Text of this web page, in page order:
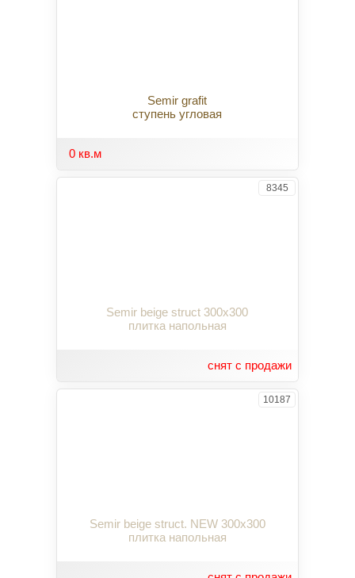
Semir grafit
ступень угловая
0 кв.м
8345
Semir beige struct 300x300
плитка напольная
снят с продажи
10187
Semir beige struct. NEW 300x300
плитка напольная